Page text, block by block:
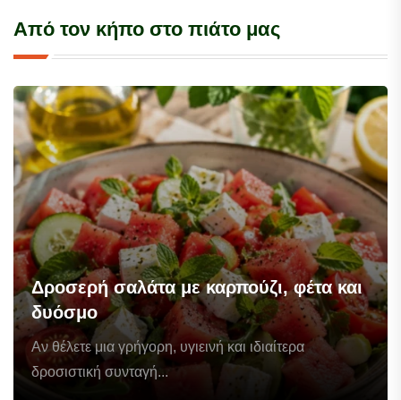
Από τον κήπο στο πιάτο μας
Δροσερή σαλάτα με καρπούζι, φέτα και
δυόσμο
Αν θέλετε μια γρήγορη, υγιεινή και ιδιαίτερα
δροσιστική συνταγή...